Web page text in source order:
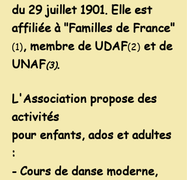
du 29 juillet 1901. Elle est
affiliée à "Familles de France"
(1), membre de UDAF(2) et de
UNAF(3).
L'Association propose des
activités
pour enfants, ados et adultes
:
- Cours de danse moderne,